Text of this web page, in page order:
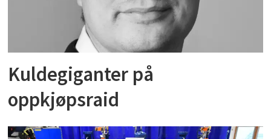
Kuldegiganter på
oppkjøpsraid